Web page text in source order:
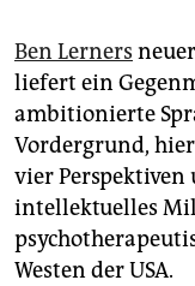
Ben Lerners
liefert ein
ambitionierte
Vordergrund,
vier
intellektuelles
Westen der USA.